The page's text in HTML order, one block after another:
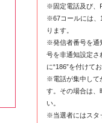
※固定電話及び、
※67コールには、
ります。
※発信者番号を通
号を非通知設定さ
に“186”を付けて
※電話が集中して
す。その場合は、
い。
※当選者にはスタ